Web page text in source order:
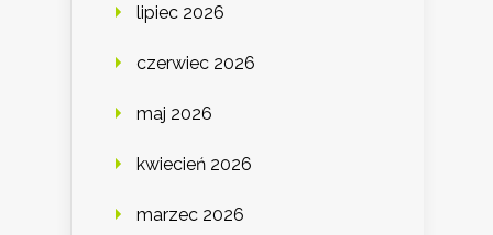
lipiec 2026
czerwiec 2026
maj 2026
kwiecień 2026
marzec 2026